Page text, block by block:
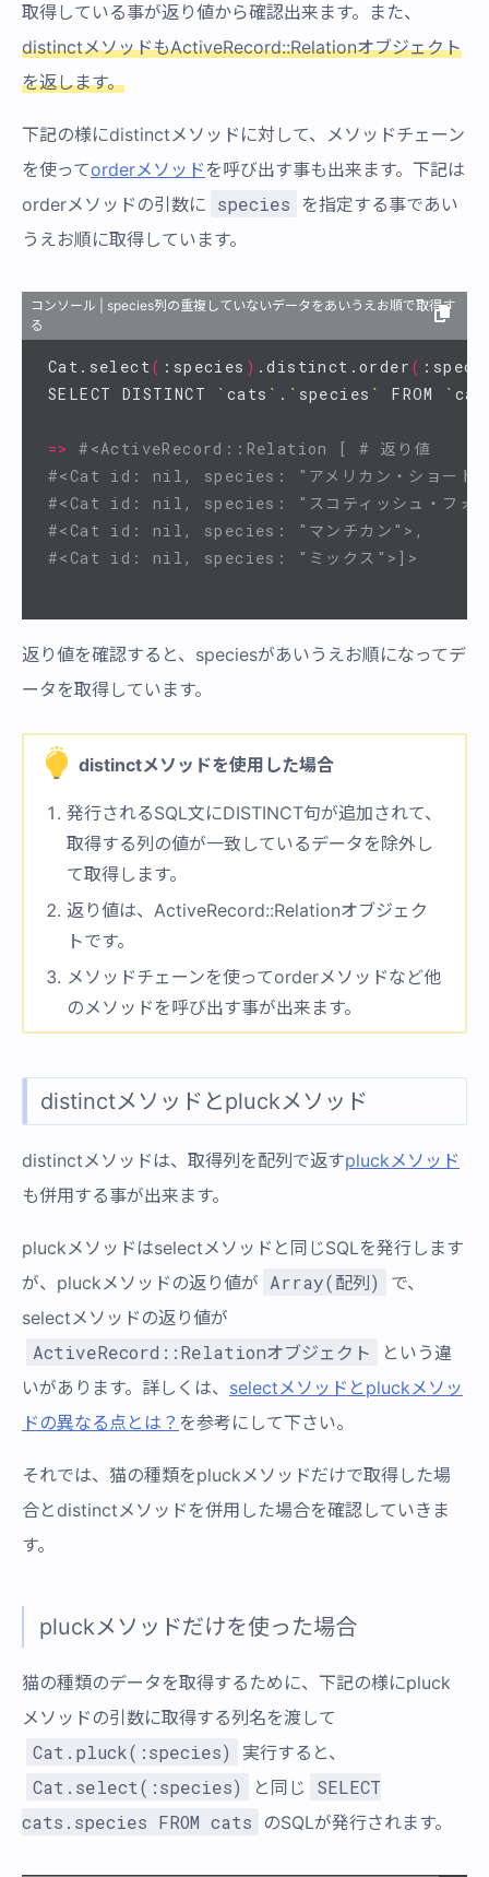
取得している事が返り値から確認出来ます。また、
distinctメソッドもActiveRecord::Relationオブジェクト
を返します。
下記の様にdistinctメソッドに対して、メソッドチェーン
を使ってorderメソッド を呼び出す事も出来ます。下記は
orderメソッドの引数に species
を指定する事であい
うえお順に取得しています。
コンソール | species列の重複していないデータをあいうえお順で取得す
る
Cat.select( :species ) .distinct.order (
SELECT DISTINCT
` cats ` . ` species ` FROM `
=>
#<ActiveRecord::Relation [ # 返り値
#<Cat id: nil, species: "アメリカン・ショート
#<Cat id: nil, species: "スコティッシュ・フォ
#<Cat id: nil, species: "マンチカン">,
#<Cat id: nil, species: "ミックス">]>
返り値を確認すると、speciesがあいうえお順になってデ
ータを取得しています。
distinctメソッドを使用した場合
発行されるSQL文にDISTINCT句が追加されて、
取得する列の値が一致しているデータを除外し
て取得します。
返り値は、ActiveRecord::Relationオブジェク
トです。
メソッドチェーンを使ってorderメソッドなど他
のメソッドを呼び出す事が出来ます。
distinctメソッドとpluckメソッド
distinctメソッドは、取得列を配列で返すpluckメソッド
も併用する事が出来ます。
pluckメソッドはselectメソッドと同じSQLを発行します
が、pluckメソッドの返り値が Array(配列)
で、
selectメソッドの返り値が
ActiveRecord::Relationオブジェクト
という違
いがあります。詳しくは、 selectメソッドとpluckメソッ
ドの異なる点とは？ を参考にして下さい。
それでは、猫の種類をpluckメソッドだけで取得した場
合とdistinctメソッドを併用した場合を確認していきま
す。
pluckメソッドだけを使った場合
猫の種類のデータを取得するために、下記の様にpluck
メソッドの引数に取得する列名を渡して
Cat.pluck(:species) 実行すると、
Cat.select(:species) と同じ
SELECT
cats.species FROM cats
のSQLが発行されます。